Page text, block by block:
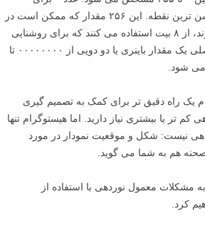
تاریکترین و ۲۵۵ برای روشن ترین نقطه. این ۲۵۶ مقدار که ممکن است در
یک عکس JPEG یافت شوند، از ۸ بیت استفاده می کنند که برای روشنایی
هر یک از سه رنگ اولیه اصلی یک مقدار باینری یا دو دویی از ۰۰۰۰۰۰۰۰ تا
یک راه دقیق تر برای کمک به تصمیم گیری
کم تر یا بیشتری نیاز دارید. اما هیستوگرام تنها
نیست: شکل و موقعیت نمودار در مورد
هم به شما می گوید.
پاسخ به مشکلات معمول نوردهی با استفاده از
کرد.